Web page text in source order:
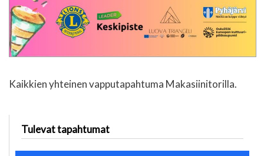
Kaikkien yhteinen vapputapahtuma Makasiinitorilla.
Tulevat tapahtumat